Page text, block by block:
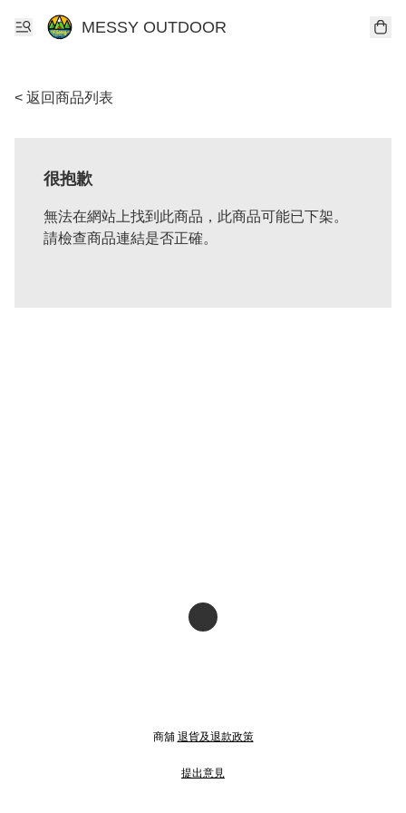
MESSY OUTDOOR
< 返回商品列表
很抱歉
無法在網站上找到此商品，此商品可能已下架。
請檢查商品連結是否正確。
商舖 退貨及退款政策
提出意見